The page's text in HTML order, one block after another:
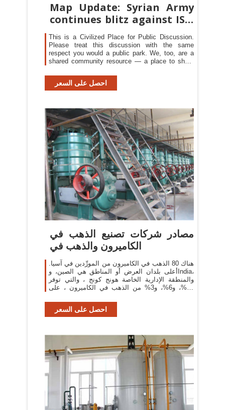
Map Update: Syrian Army
continues blitz against ISIS
as
This is a Civilized Place for Public Discussion.
Please treat this discussion with the same
respect you would a public park. We, too, are a
shared community resource — a place to share
conversation.
احصل على السعر
مصادر شركات تصنيع الذهب في
الكاميرون والذهب في
هناك 80 الذهب في الكاميرون من المورِّدين في آسيا.
أعلى بلدان العرض أو المناطق هي الصين، وIndia،
والمنطقة الإدارية الخاصة هونج كونج ، والتي توفر
85%، و6%، و3% من الذهب في الكاميرون ، على
احصل على السعر